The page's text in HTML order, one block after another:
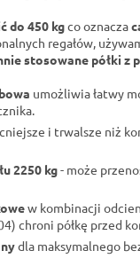
do 450 kgco oznacza
regałów,
stosowane półki z
umożliwia łatwy
i trwalsze niż
2250 kg- może
w kombinacji
chroni półkę przed
dla maksymalnego